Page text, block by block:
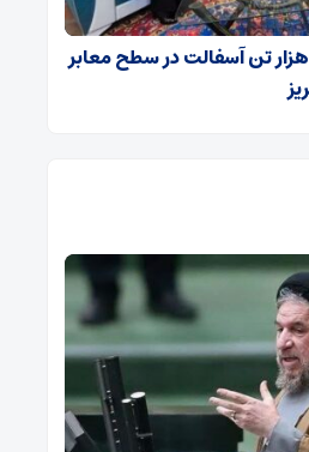
پیش بینی توزیع ۱۰۰ هزار تن آسفالت در سطح معابر